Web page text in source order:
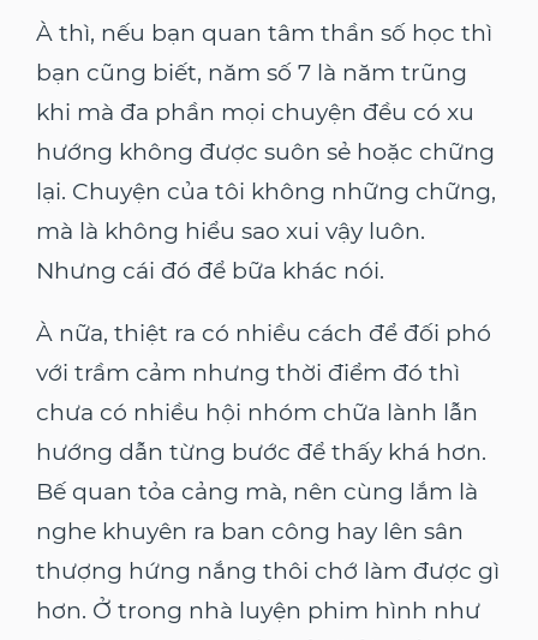
À thì, nếu bạn quan tâm thần số học thì
bạn cũng biết, năm số 7 là năm trũng
khi mà đa phần mọi chuyện đều có xu
hướng không được suôn sẻ hoặc chững
lại. Chuyện của tôi không những chững,
mà là không hiểu sao xui vậy luôn.
Nhưng cái đó để bữa khác nói.
À nữa, thiệt ra có nhiều cách để đối phó
với trầm cảm nhưng thời điểm đó thì
chưa có nhiều hội nhóm chữa lành lẫn
hướng dẫn từng bước để thấy khá hơn.
Bế quan tỏa cảng mà, nên cùng lắm là
nghe khuyên ra ban công hay lên sân
thượng hứng nắng thôi chớ làm được gì
hơn. Ở trong nhà luyện phim hình như